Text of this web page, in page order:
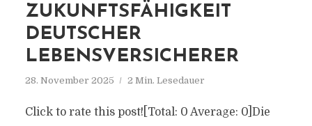
UKUNFTSFÄHIGKEIT D
EUTSCHER L
EBENSVERSICHERER
28. November 2025 2 Min. Lesedauer
Click to rate this post![Total: 0 Average: 0]Die